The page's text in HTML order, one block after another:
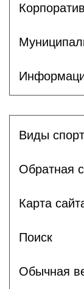
Виды
Обратная
Карта
Поиск
Обычная